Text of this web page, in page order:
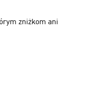
zniżkom ani